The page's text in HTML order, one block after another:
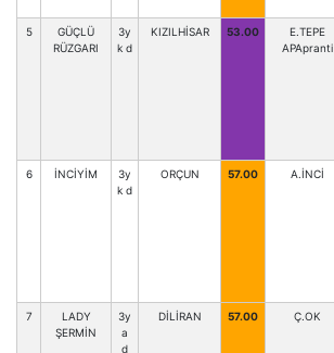
5
GÜÇLÜ
RÜZGARI
3y
k d
KIZILHİSAR 53.00
E.TEPE
APApranti
6 İNCİYİM
3y
k d
ORÇUN 57.00 A.İNCİ
7
LADY
ŞERMİN
3y
a
d
DİLİRAN 57.00 Ç.OK